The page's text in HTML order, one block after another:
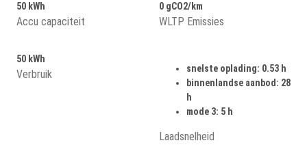
50 kWh
Accu capaciteit
0 gCO2/km
WLTP Emissies
50 kWh
Verbruik
snelste oplading: 0.53 h
binnenlandse aanbod: 28
h
mode 3: 5 h
Laadsnelheid